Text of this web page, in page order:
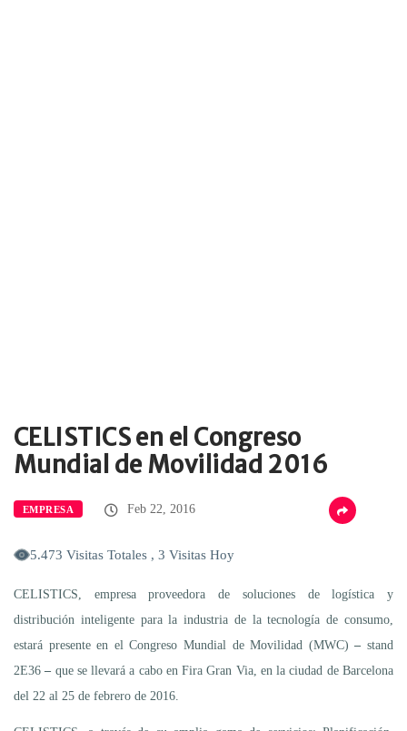
CELISTICS en el Congreso
Mundial de Movilidad 2016
EMPRESA Feb 22, 2016
5.473 Visitas Totales , 3 Visitas Hoy
CELISTICS, empresa proveedora de soluciones de logística y
distribución inteligente para la industria de la tecnología de consumo,
estará presente en el Congreso Mundial de Movilidad (MWC) –stand
2E36– que se llevará a cabo en Fira Gran Via, en la ciudad de Barcelona
del 22 al 25 de febrero de 2016.